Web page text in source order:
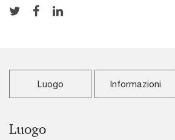
Luogo Informazioni
Luogo